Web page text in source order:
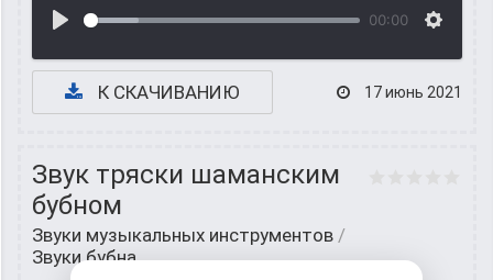
00:00
К СКАЧИВАНИЮ 17 июнь 2021
Звук тряски шаманским
бубном
Звуки музыкальных инструментов /
Звуки бубна